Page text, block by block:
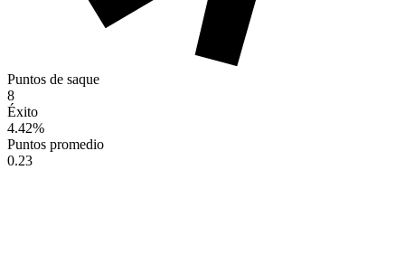
Puntos de saque
8
Éxito
4.42%
Puntos promedio
0.23